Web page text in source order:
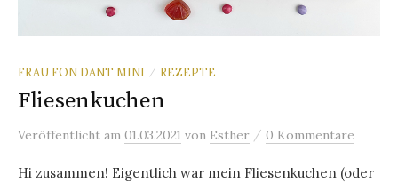
FRAU FON DANT MINI / REZEPTE
Fliesenkuchen
Veröffentlicht am 01.03.2021 von Esther / 0 Kommentare
Hi zusammen! Eigentlich war mein Fliesenkuchen (oder